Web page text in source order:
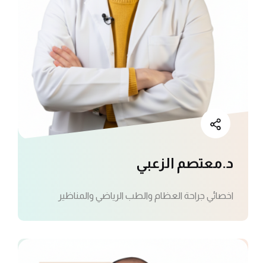
د.معتصم الزعبي
اخصائي جراحة العظام والطب الرياضي والمناظير